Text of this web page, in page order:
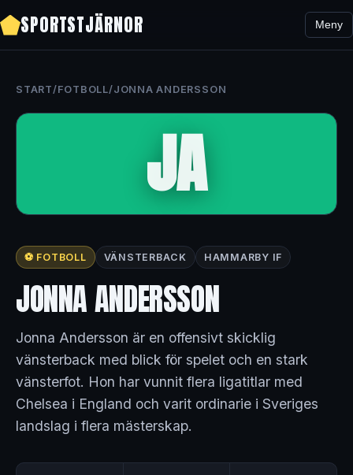
SPORTSTJÄRNOR Meny
START/FOTBOLL/JONNA ANDERSSON
JA
⚽ FOTBOLL VÄNSTERBACK HAMMARBY IF
JONNA ANDERSSON
Jonna Andersson är en offensivt skicklig
vänsterback med blick för spelet och en stark
vänsterfot. Hon har vunnit flera ligatitlar med
Chelsea i England och varit ordinarie i Sveriges
landslag i flera mästerskap.